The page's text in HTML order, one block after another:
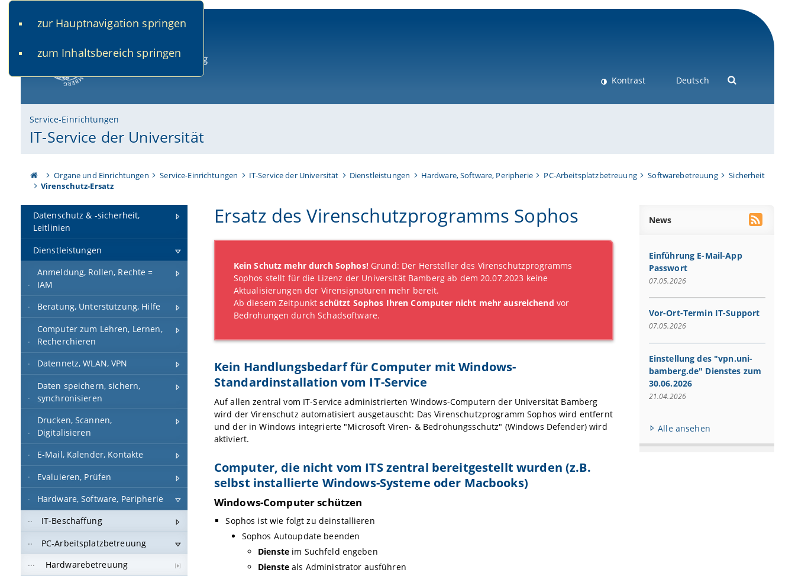
zur Hauptnavigation springen
zum Inhaltsbereich springen
Kontrast Deutsch
Service-Einrichtungen
IT-Service der Universität
Organe und Einrichtungen Service-Einrichtungen IT-Service der Universität Dienstleistungen Hardware, Software, Peripherie PC-Arbeitsplatzbetreuung Softwarebetreuung
Sicherheit
Virenschutz-Ersatz
Datenschutz & -sicherheit,
Leitlinien
Dienstleistungen
Anmeldung, Rollen, Rechte =
IAM
Beratung, Unterstützung, Hilfe
Computer zum Lehren, Lernen,
Recherchieren
Datennetz, WLAN, VPN
Daten speichern, sichern,
synchronisieren
Drucken, Scannen,
Digitalisieren
E-Mail, Kalender, Kontakte
Evaluieren, Prüfen
Hardware, Software, Peripherie
IT-Beschaffung
PC-Arbeitsplatzbetreuung
Hardwarebetreuung
Ersatz des Virenschutzprogramms Sophos
Kein Schutz mehr durch Sophos! Grund: Der Hersteller des Virenschutzprogramms
Sophos stellt für die Lizenz der Universität Bamberg ab dem 20.07.2023 keine
Aktualisierungen der Virensignaturen mehr bereit.
Ab diesem Zeitpunktschützt Sophos Ihren Computer nicht mehr ausreichend vor
Bedrohungen durch Schadsoftware.
Kein Handlungsbedarf für Computer mit Windows-
Standardinstallation vom IT-Service
Auf allen zentral vom IT-Service administrierten Windows-Computern der Universität Bamberg
wird der Virenschutz automatisiert ausgetauscht: Das Virenschutzprogramm Sophos wird entfernt
und der in Windows integrierte "Microsoft Viren- & Bedrohungsschutz" (Windows Defender) wird
aktiviert.
Computer, die nicht vom ITS zentral bereitgestellt wurden (z.B.
selbst installierte Windows-Systeme oder Macbooks)
Windows-Computer schützen
Sophos ist wie folgt zu deinstallieren
Sophos Autoupdate beenden
Diensteim Suchfeld engeben
Diensteals Administrator ausführen
News
Einführung E-Mail-App
Passwort
07.05.2026
Vor-Ort-Termin IT-Support
07.05.2026
Einstellung des "vpn.uni-
bamberg.de" Dienstes zum
30.06.2026
21.04.2026
Alle ansehen